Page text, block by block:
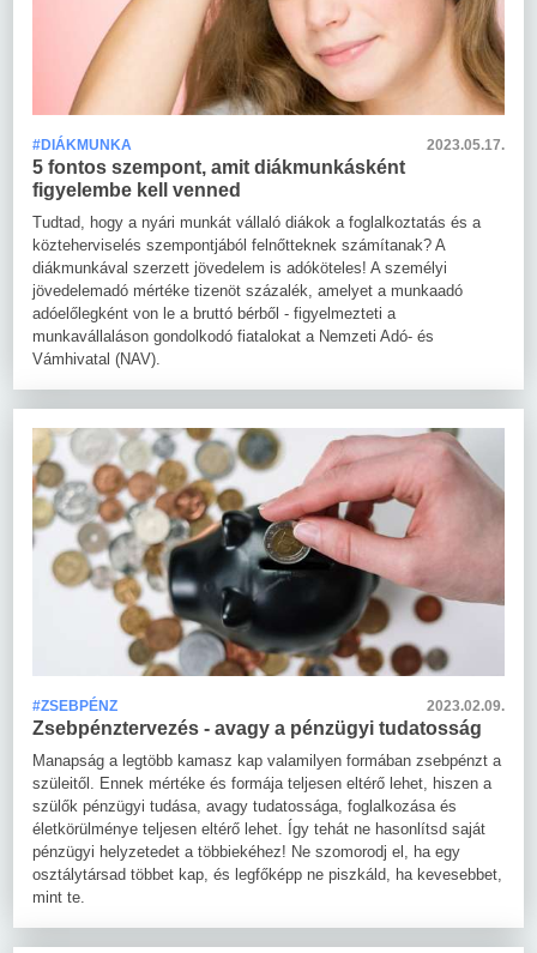
#DIÁKMUNKA 2023.05.17.
5 fontos szempont, amit diákmunkásként
figyelembe kell venned
Tudtad, hogy a nyári munkát vállaló diákok a foglalkoztatás és a
közteherviselés szempontjából felnőtteknek számítanak? A
diákmunkával szerzett jövedelem is adóköteles! A személyi
jövedelemadó mértéke tizenöt százalék, amelyet a munkaadó
adóelőlegként von le a bruttó bérből - figyelmezteti a
munkavállaláson gondolkodó fiatalokat a Nemzeti Adó- és
Vámhivatal (NAV).
#ZSEBPÉNZ 2023.02.09.
Zsebpénztervezés - avagy a pénzügyi tudatosság
Manapság a legtöbb kamasz kap valamilyen formában zsebpénzt a
szüleitől. Ennek mértéke és formája teljesen eltérő lehet, hiszen a
szülők pénzügyi tudása, avagy tudatossága, foglalkozása és
életkörülménye teljesen eltérő lehet. Így tehát ne hasonlítsd saját
pénzügyi helyzetedet a többiekéhez! Ne szomorodj el, ha egy
osztálytársad többet kap, és legfőképp ne piszkáld, ha kevesebbet,
mint te.